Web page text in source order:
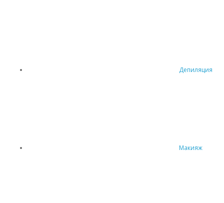
Депиляция
Макияж